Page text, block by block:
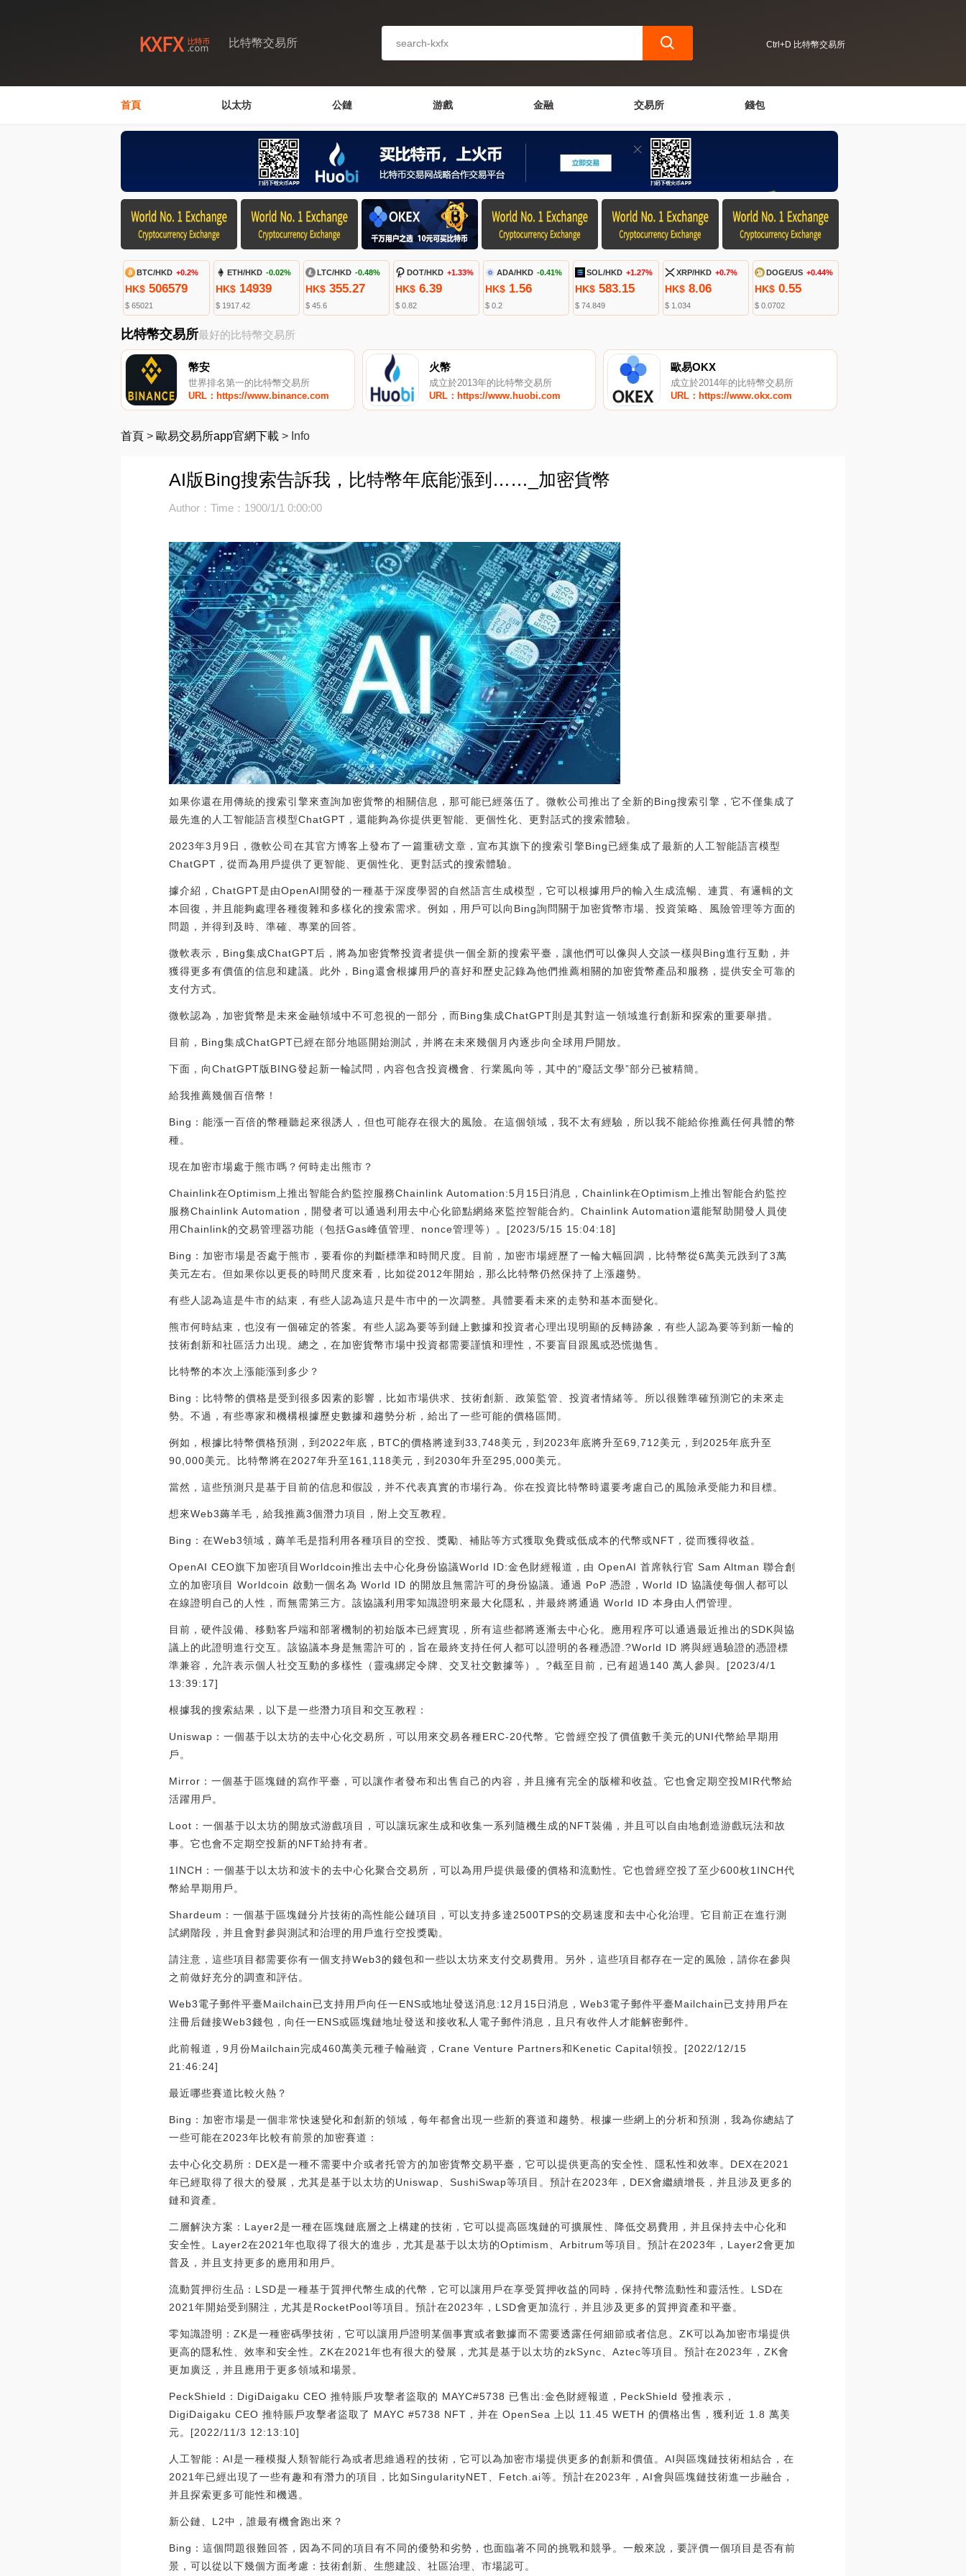
比特幣交易所 Ctrl+D 比特幣交易所
首頁 以太坊 公鏈 游戲 金融 交易所 錢包
BTC/HKD +0.2%
HK$ 506579
$ 65021
ETH/HKD -0.02%
HK$14939
$ 1917.42
LTC/HKD -0.48%
HK$355.27
$ 45.6
DOT/HKD +1.33%
HK$6.39
$ 0.82
ADA/HKD -0.41%
HK$1.56
$ 0.2
SOL/HKD +1.27%
HK$ 583.15
$ 74.849
XRP/HKD +0.7%
HK$ 8.06
$ 1.034
DOGE/US +0.44%
HK$ 0.55
$ 0.0702
比特幣交易所最好的比特幣交易所
幣安
世界排名第一的比特幣交易所
URL：https://www.binance.com
火幣
成立於2013年的比特幣交易所
URL：https://www.huobi.com
歐易OKX
成立於2014年的比特幣交易所
URL：https://www.okx.com
首頁 > 歐易交易所app官網下載 > Info
AI版Bing搜索告訴我，比特幣年底能漲到……_加密貨幣
Author：Time：1900/1/1 0:00:00
如果你還在用傳統的搜索引擎來查詢加密貨幣的相關信息，那可能已經落伍了。微軟公司推出了全新的Bing搜索引擎，它不僅集成了
最先進的人工智能語言模型ChatGPT，還能夠為你提供更智能、更個性化、更對話式的搜索體驗。
2023年3月9日，微軟公司在其官方博客上發布了一篇重磅文章，宣布其旗下的搜索引擎Bing已經集成了最新的人工智能語言模型
ChatGPT，從而為用戶提供了更智能、更個性化、更對話式的搜索體驗。
據介紹，ChatGPT是由OpenAI開發的一種基于深度學習的自然語言生成模型，它可以根據用戶的輸入生成流暢、連貫、有邏輯的文
本回復，并且能夠處理各種復雜和多樣化的搜索需求。例如，用戶可以向Bing詢問關于加密貨幣市場、投資策略、風險管理等方面的
問題，并得到及時、準確、專業的回答。
微軟表示，Bing集成ChatGPT后，將為加密貨幣投資者提供一個全新的搜索平臺，讓他們可以像與人交談一樣與Bing進行互動，并
獲得更多有價值的信息和建議。此外，Bing還會根據用戶的喜好和歷史記錄為他們推薦相關的加密貨幣產品和服務，提供安全可靠的
支付方式。
微軟認為，加密貨幣是未來金融領域中不可忽視的一部分，而Bing集成ChatGPT則是其對這一領域進行創新和探索的重要舉措。
目前，Bing集成ChatGPT已經在部分地區開始測試，并將在未來幾個月內逐步向全球用戶開放。
下面，向ChatGPT版BING發起新一輪試問，內容包含投資機會、行業風向等，其中的“廢話文學”部分已被精簡。
給我推薦幾個百倍幣！
Bing：能漲一百倍的幣種聽起來很誘人，但也可能存在很大的風險。在這個領域，我不太有經驗，所以我不能給你推薦任何具體的幣
種。
現在加密市場處于熊市嗎？何時走出熊市？
Chainlink在Optimism上推出智能合約監控服務Chainlink Automation:5月15日消息，Chainlink在Optimism上推出智能合約監控
服務Chainlink Automation，開發者可以通過利用去中心化節點網絡來監控智能合約。Chainlink Automation還能幫助開發人員使
用Chainlink的交易管理器功能（包括Gas峰值管理、nonce管理等）。[2023/5/15 15:04:18]
Bing：加密市場是否處于熊市，要看你的判斷標準和時間尺度。目前，加密市場經歷了一輪大幅回調，比特幣從6萬美元跌到了3萬
美元左右。但如果你以更長的時間尺度來看，比如從2012年開始，那么比特幣仍然保持了上漲趨勢。
有些人認為這是牛市的結束，有些人認為這只是牛市中的一次調整。具體要看未來的走勢和基本面變化。
熊市何時結束，也沒有一個確定的答案。有些人認為要等到鏈上數據和投資者心理出現明顯的反轉跡象，有些人認為要等到新一輪的
技術創新和社區活力出現。總之，在加密貨幣市場中投資都需要謹慎和理性，不要盲目跟風或恐慌拋售。
比特幣的本次上漲能漲到多少？
Bing：比特幣的價格是受到很多因素的影響，比如市場供求、技術創新、政策監管、投資者情緒等。所以很難準確預測它的未來走
勢。不過，有些專家和機構根據歷史數據和趨勢分析，給出了一些可能的價格區間。
例如，根據比特幣價格預測，到2022年底，BTC的價格將達到33,748美元，到2023年底將升至69,712美元，到2025年底升至
90,000美元。比特幣將在2027年升至161,118美元，到2030年升至295,000美元。
當然，這些預測只是基于目前的信息和假設，并不代表真實的市場行為。你在投資比特幣時還要考慮自己的風險承受能力和目標。
想來Web3薅羊毛，給我推薦3個潛力項目，附上交互教程。
Bing：在Web3領域，薅羊毛是指利用各種項目的空投、獎勵、補貼等方式獲取免費或低成本的代幣或NFT，從而獲得收益。
OpenAI CEO旗下加密項目Worldcoin推出去中心化身份協議World ID:金色財經報道，由 OpenAI 首席執行官 Sam Altman 聯合創
立的加密項目 Worldcoin 啟動一個名為 World ID 的開放且無需許可的身份協議。通過 PoP 憑證，World ID 協議使每個人都可以
在線證明自己的人性，而無需第三方。該協議利用零知識證明來最大化隱私，并最終將通過 World ID 本身由人們管理。
目前，硬件設備、移動客戶端和部署機制的初始版本已經實現，所有這些都將逐漸去中心化。應用程序可以通過最近推出的SDK與協
議上的此證明進行交互。該協議本身是無需許可的，旨在最終支持任何人都可以證明的各種憑證.?World ID 將與經過驗證的憑證標
準兼容，允許表示個人社交互動的多樣性（靈魂綁定令牌、交叉社交數據等）。?截至目前，已有超過140 萬人參與。[2023/4/1
13:39:17]
根據我的搜索結果，以下是一些潛力項目和交互教程：
Uniswap：一個基于以太坊的去中心化交易所，可以用來交易各種ERC-20代幣。它曾經空投了價值數千美元的UNI代幣給早期用
戶。
Mirror：一個基于區塊鏈的寫作平臺，可以讓作者發布和出售自己的內容，并且擁有完全的版權和收益。它也會定期空投MIR代幣給
活躍用戶。
Loot：一個基于以太坊的開放式游戲項目，可以讓玩家生成和收集一系列隨機生成的NFT裝備，并且可以自由地創造游戲玩法和故
事。它也會不定期空投新的NFT給持有者。
1INCH：一個基于以太坊和波卡的去中心化聚合交易所，可以為用戶提供最優的價格和流動性。它也曾經空投了至少600枚1INCH代
幣給早期用戶。
Shardeum：一個基于區塊鏈分片技術的高性能公鏈項目，可以支持多達2500TPS的交易速度和去中心化治理。它目前正在進行測
試網階段，并且會對參與測試和治理的用戶進行空投獎勵。
請注意，這些項目都需要你有一個支持Web3的錢包和一些以太坊來支付交易費用。另外，這些項目都存在一定的風險，請你在參與
之前做好充分的調查和評估。
Web3電子郵件平臺Mailchain已支持用戶向任一ENS或地址發送消息:12月15日消息，Web3電子郵件平臺Mailchain已支持用戶在
注冊后鏈接Web3錢包，向任一ENS或區塊鏈地址發送和接收私人電子郵件消息，且只有收件人才能解密郵件。
此前報道，9月份Mailchain完成460萬美元種子輪融資，Crane Venture Partners和Kenetic Capital領投。[2022/12/15
21:46:24]
最近哪些賽道比較火熱？
Bing：加密市場是一個非常快速變化和創新的領域，每年都會出現一些新的賽道和趨勢。根據一些網上的分析和預測，我為你總結了
一些可能在2023年比較有前景的加密賽道：
去中心化交易所：DEX是一種不需要中介或者托管方的加密貨幣交易平臺，它可以提供更高的安全性、隱私性和效率。DEX在2021
年已經取得了很大的發展，尤其是基于以太坊的Uniswap、SushiSwap等項目。預計在2023年，DEX會繼續增長，并且涉及更多的
鏈和資產。
二層解決方案：Layer2是一種在區塊鏈底層之上構建的技術，它可以提高區塊鏈的可擴展性、降低交易費用，并且保持去中心化和
安全性。Layer2在2021年也取得了很大的進步，尤其是基于以太坊的Optimism、Arbitrum等項目。預計在2023年，Layer2會更加
普及，并且支持更多的應用和用戶。
流動質押衍生品：LSD是一種基于質押代幣生成的代幣，它可以讓用戶在享受質押收益的同時，保持代幣流動性和靈活性。LSD在
2021年開始受到關注，尤其是RocketPool等項目。預計在2023年，LSD會更加流行，并且涉及更多的質押資產和平臺。
零知識證明：ZK是一種密碼學技術，它可以讓用戶證明某個事實或者數據而不需要透露任何細節或者信息。ZK可以為加密市場提供
更高的隱私性、效率和安全性。ZK在2021年也有很大的發展，尤其是基于以太坊的zkSync、Aztec等項目。預計在2023年，ZK會
更加廣泛，并且應用于更多領域和場景。
PeckShield：DigiDaigaku CEO 推特賬戶攻擊者盜取的 MAYC#5738 已售出:金色財經報道，PeckShield 發推表示，
DigiDaigaku CEO 推特賬戶攻擊者盜取了 MAYC #5738 NFT，并在 OpenSea 上以 11.45 WETH 的價格出售，獲利近 1.8 萬美
元。[2022/11/3 12:13:10]
人工智能：AI是一種模擬人類智能行為或者思維過程的技術，它可以為加密市場提供更多的創新和價值。AI與區塊鏈技術相結合，在
2021年已經出現了一些有趣和有潛力的項目，比如SingularityNET、Fetch.ai等。預計在2023年，AI會與區塊鏈技術進一步融合，
并且探索更多可能性和機遇。
新公鏈、L2中，誰最有機會跑出來？
Bing：這個問題很難回答，因為不同的項目有不同的優勢和劣勢，也面臨著不同的挑戰和競爭。一般來說，要評價一個項目是否有前
景，可以從以下幾個方面考慮：技術創新、生態建設、社區治理、市場認可。